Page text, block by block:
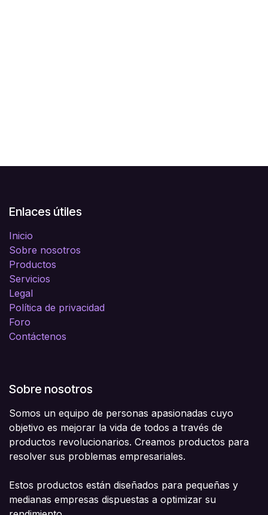
Enlaces útiles
Inicio
Sobre nosotros
Productos
Servicios
Legal
Política de privacidad
Foro
Contáctenos
Sobre nosotros
Somos un equipo de personas apasionadas cuyo
objetivo es mejorar la vida de todos a través de
productos revolucionarios. Creamos productos para
resolver sus problemas empresariales.
Estos productos están diseñados para pequeñas y
medianas empresas dispuestas a optimizar su